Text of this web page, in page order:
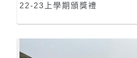
22-23上學期頒獎禮